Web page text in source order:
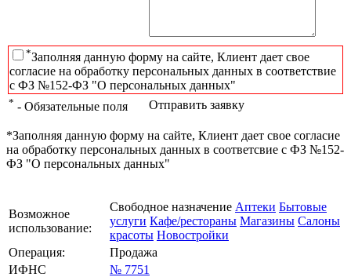
*Заполняя данную форму на сайте, Клиент дает свое
согласие на обработку персональных данных в соответствие
с ФЗ №152-ФЗ "О персональных данных"
* - Обязательные поля Отправить заявку
*Заполняя данную форму на сайте, Клиент дает свое согласие
на обработку персональных данных в соответсвие с ФЗ №152-
ФЗ "О персональных данных"
Возможное
использование:
Свободное назначение Аптеки Бытовые
услуги Кафе/рестораны Магазины Салоны
красоты Новостройки
Операция:
Продажа
ИФНС
№ 7751